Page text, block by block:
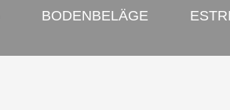
BODENBELÄGE